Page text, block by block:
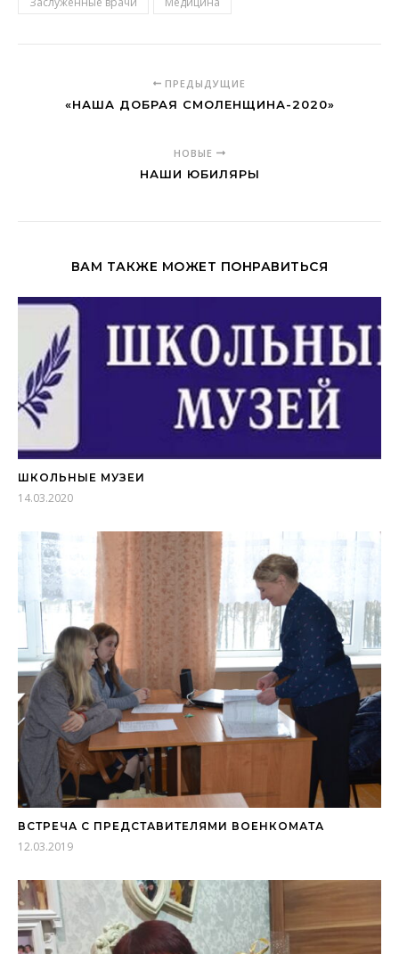
ПРЕДЫДУЩИЕ
«НАША ДОБРАЯ СМОЛЕНЩИНА-2020»
НОВЫЕ
НАШИ ЮБИЛЯРЫ
ВАМ ТАКЖЕ МОЖЕТ ПОНРАВИТЬСЯ
ШКОЛЬНЫЕ МУЗЕИ
14.03.2020
ВСТРЕЧА С ПРЕДСТАВИТЕЛЯМИ ВОЕНКОМАТА
12.03.2019